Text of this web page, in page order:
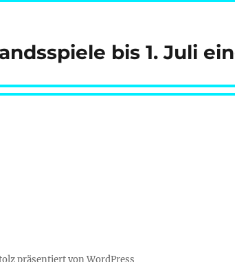
bis 1. Juli
präsentiert von WordPress